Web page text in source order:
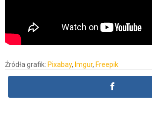
Źródła grafik: Pixabay, Imgur, Freepik